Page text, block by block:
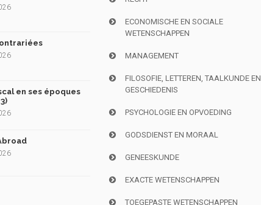
en ses époques
ECONOMISCHE EN SOCIALE
WETENSCHAPPEN
MANAGEMENT
FILOSOFIE, LETTEREN, TAALKUNDE EN
GESCHIEDENIS
PSYCHOLOGIE EN OPVOEDING
GODSDIENST EN MORAAL
GENEESKUNDE
EXACTE WETENSCHAPPEN
TOEGEPASTE WETENSCHAPPEN